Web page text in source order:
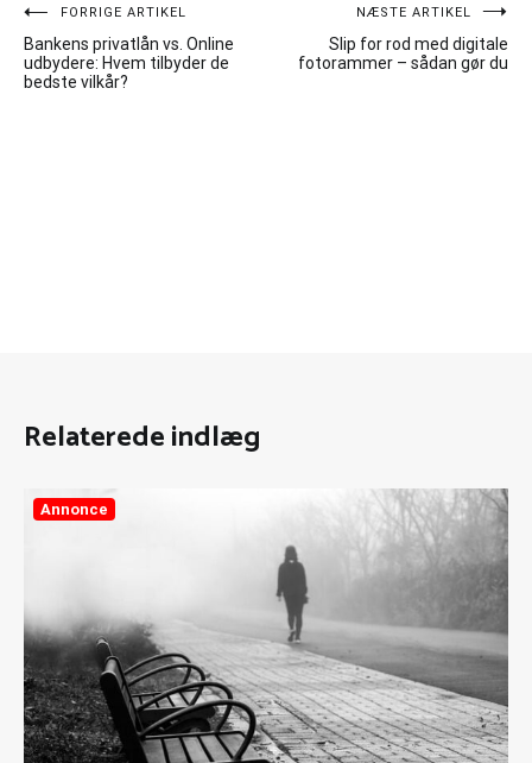
Indlægsnavigation
FORRIGE ARTIKEL
Bankens privatlån vs. Online
udbydere: Hvem tilbyder de
bedste vilkår?
NÆSTE ARTIKEL
Slip for rod med digitale
fotorammer – sådan gør du
Relaterede indlæg
Annonce